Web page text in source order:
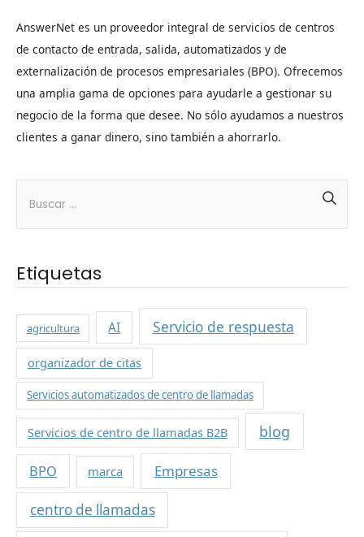
AnswerNet es un proveedor integral de servicios de centros
de contacto de entrada, salida, automatizados y de
externalización de procesos empresariales (BPO). Ofrecemos
una amplia gama de opciones para ayudarle a gestionar su
negocio de la forma que desee. No sólo ayudamos a nuestros
clientes a ganar dinero, sino también a ahorrarlo.
Etiquetas
agricultura AI Servicio de respuesta
organizador de citas
Servicios automatizados de centro de llamadas
Servicios de centro de llamadas B2B blog
BPO marca Empresas
centro de llamadas